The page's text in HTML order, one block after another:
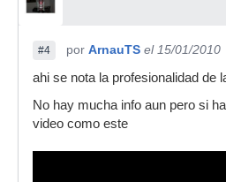
#4 por ArnauTS el 15/01/2010
ahi se nota la profesionalidad de
No hay mucha info aun pero si
video como este